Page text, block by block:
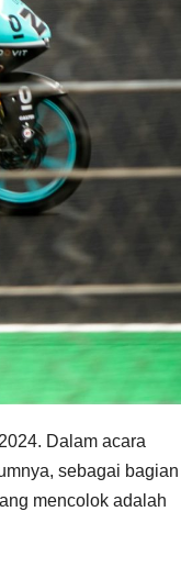
Dalam acara
sebagai bagian
mencolok adalah